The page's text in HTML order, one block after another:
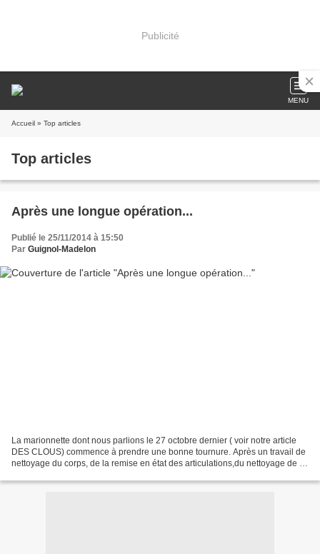
Publicité
MENU
Accueil » Top articles
Top articles
Après une longue opération...
Publié le 25/11/2014 à 15:50
Par Guignol-Madelon
La marionnette dont nous parlions le 27 octobre dernier ( voir notre article
DES CLOUS) commence à prendre une bonne tournure. Après un travail de
nettoyage du corps, de la remise en état des articulations,du nettoyage de la